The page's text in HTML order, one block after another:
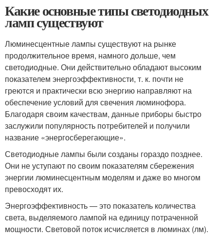
Какие основные типы светодиодных
ламп существуют
Люминесцентные лампы существуют на рынке
продолжительное время, намного дольше, чем
светодиодные. Они действительно обладают высоким
показателем энергоэффективности, т. к. почти не
греются и практически всю энергию направляют на
обеспечение условий для свечения люминофора.
Благодаря своим качествам, данные приборы быстро
заслужили популярность потребителей и получили
название «энергосберегающие».
Светодиодные лампы были созданы гораздо позднее.
Они не уступают по своим показателям сбережения
энергии люминесцентным моделям и даже во многом
превосходят их.
Энергоэффективность — это показатель количества
света, выделяемого лампой на единицу потраченной
мощности. Световой поток исчисляется в люминах (лм).